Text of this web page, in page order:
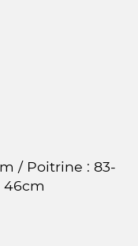
/ Poitrine : 83-
46cm